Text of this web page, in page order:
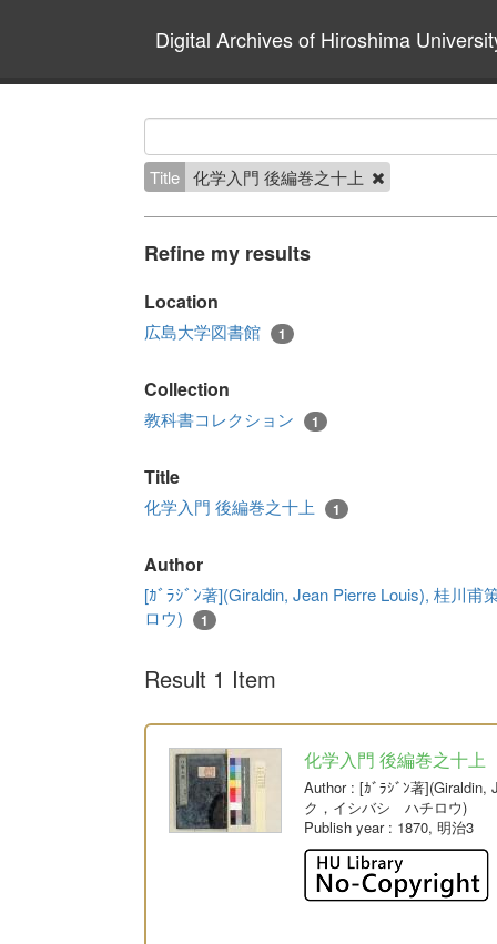
Digital Archives of Hiroshima
Title 化学入門 後編巻之十上
Refine my results
Location
広島大学図書館 1
Collection
教科書コレクション 1
Title
化学入門 後編巻之十上 1
Author
[ｶﾞﾗｼﾞﾝ著](Giraldin, Jean Pierre Louis), 桂川
ロウ)
1
Result 1 Item
化学入門 後編巻之十上
Author: [ｶﾞﾗｼﾞﾝ著](Giraldin,
ク，イシバシ ハチロウ)
Publish year: 1870, 明治3